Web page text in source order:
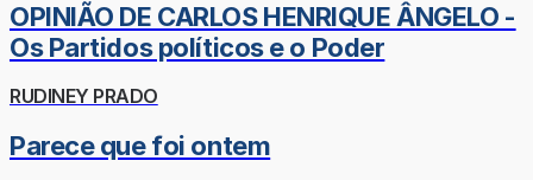
OPINIÃO DE CARLOS HENRIQUE ÂNGELO -
Os Partidos políticos e o Poder
RUDINEY PRADO
Parece que foi ontem